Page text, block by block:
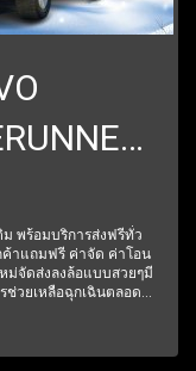
พร้อมบริการส่งฟรีทั่ว
ค้าแถมฟรี ค่าจัด ค่าโอน
ม่จัดส่งลงล้อแบบสวยๆมี
ช่วยเหลือฉุกเฉินตลอด
มีรถให้เลือกมากกว่า